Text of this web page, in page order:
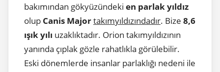
bakımından gökyüzündeki en parlak yıldız
olup Canis Majortakımyıldızındadır. Bize 8,6
ışık yılı uzaklıktadır. Orion takımyıldızının
yanında çıplak gözle rahatlıkla görülebilir.
Eski dönemlerde insanlar parlaklığı nedeni ile